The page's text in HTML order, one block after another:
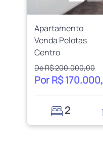
Apartamento
Venda Pelotas
Centro
De R$ 200.000,00
Por R$
2